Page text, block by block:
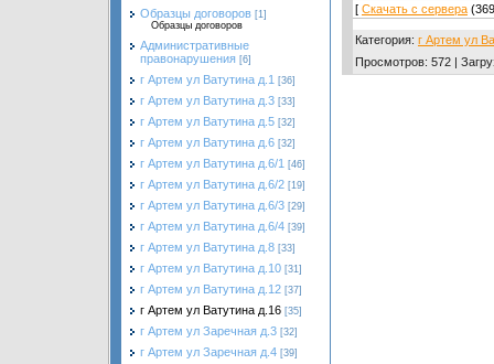
Образцы договоров [1]
Образцы договоров
Административные
правонарушения [6]
г Артем ул Ватутина д.1 [36]
г Артем ул Ватутина д.3 [33]
г Артем ул Ватутина д.5 [32]
г Артем ул Ватутина д.6 [32]
г Артем ул Ватутина д.6/1 [46]
г Артем ул Ватутина д.6/2 [19]
г Артем ул Ватутина д.6/3 [29]
г Артем ул Ватутина д.6/4 [39]
г Артем ул Ватутина д.8 [33]
г Артем ул Ватутина д.10 [31]
г Артем ул Ватутина д.12 [37]
г Артем ул Ватутина д.16 [35]
г Артем ул Заречная д.3 [32]
г Артем ул Заречная д.4 [39]
[ Скачать с сервера
Категория: г Артем ул
Просмотров: 572 |